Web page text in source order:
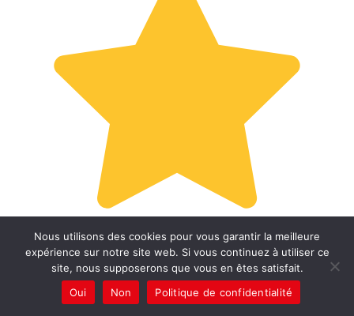
Nous utilisons des cookies pour vous garantir la meilleure
expérience sur notre site web. Si vous continuez à utiliser ce
site, nous supposerons que vous en êtes satisfait.
Oui
Non Politique de confidentialité